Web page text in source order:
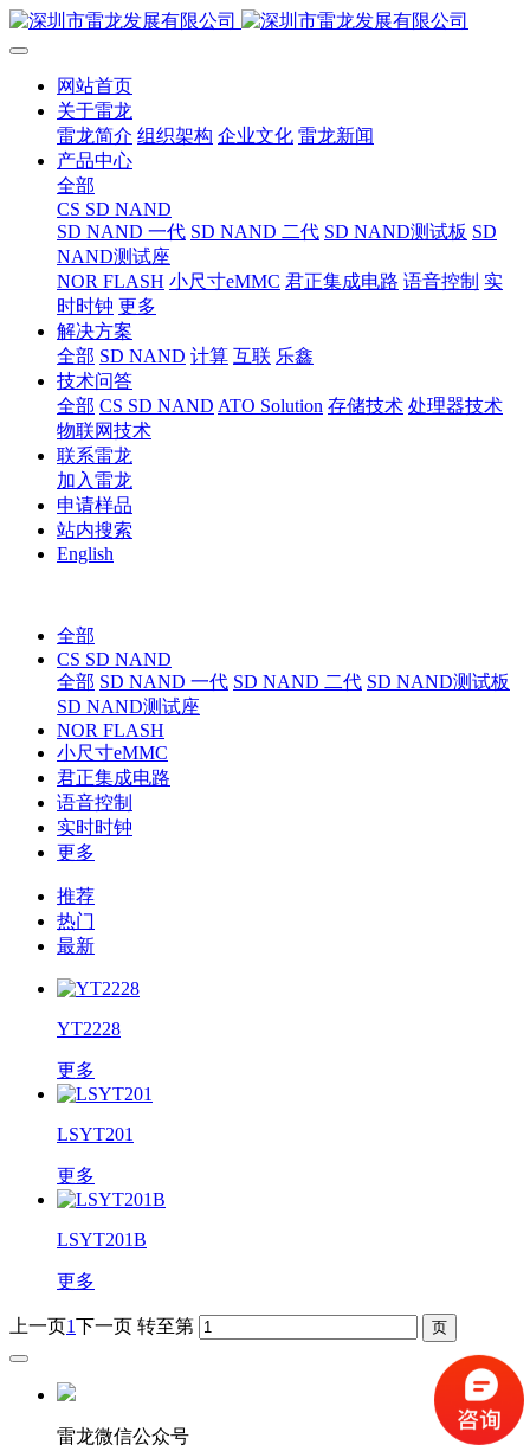
网站首页
关于雷龙
雷龙简介 组织架构 企业文化 雷龙新闻
产品中心
全部
CS SD NAND
SD NAND 一代 SD NAND 二代 SD NAND测试板 SD
NAND测试座
NOR FLASH 小尺寸eMMC 君正集成电路 语音控制 实
时时钟 更多
解决方案
全部 SD NAND 计算 互联 乐鑫
技术问答
全部 CS SD NAND ATO Solution 存储技术 处理器技术
物联网技术
联系雷龙
加入雷龙
申请样品
站内搜索
English
全部
CS SD NAND
全部 SD NAND 一代 SD NAND 二代 SD NAND测试板
SD NAND测试座
NOR FLASH
小尺寸eMMC
君正集成电路
语音控制
实时时钟
更多
推荐
热门
最新
YT2228
更多
LSYT201
更多
LSYT201B
更多
上一页1下一页 转至第
雷龙微信公众号